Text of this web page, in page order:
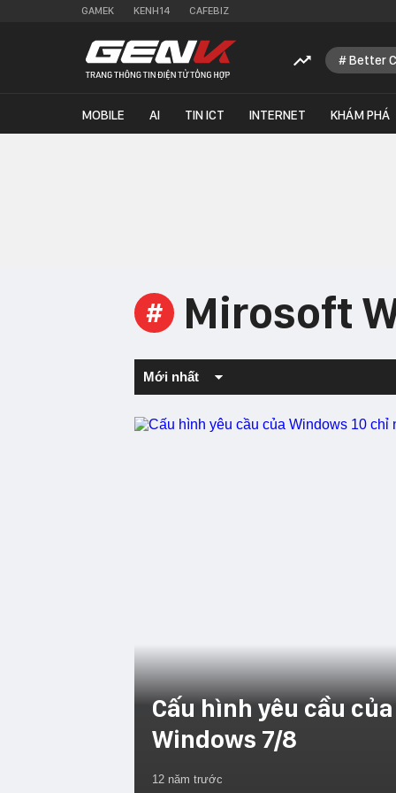
GAMEK KENH14 CAFEBIZ
Better
MOBILE AI TIN ICT INTERNET KHÁM PHÁ
# Mirosoft
Mới nhất
Cấu hình yêu cầu
Windows 7/8
12 năm trước